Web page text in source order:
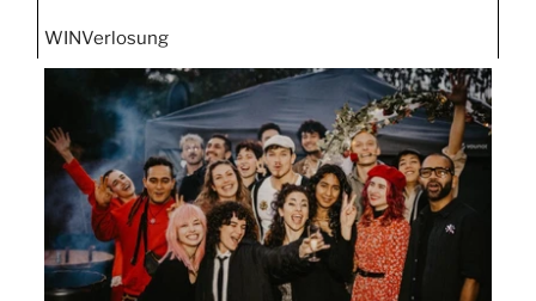
WINVerlosung